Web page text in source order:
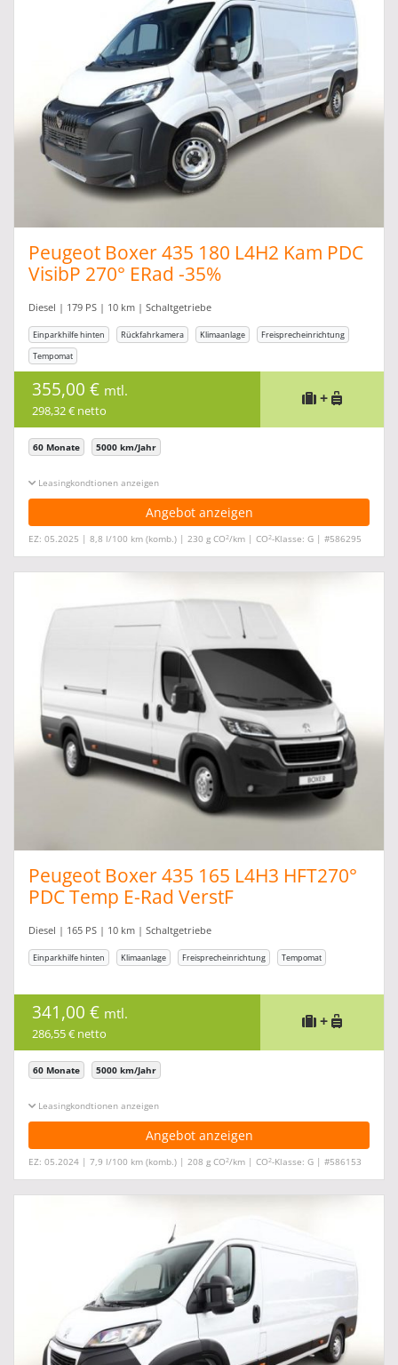
Peugeot Boxer 435 180 L4H2 Kam PDC
VisibP 270° ERad -35%
Diesel | 179 PS | 10 km | Schaltgetriebe
Einparkhilfe hinten Rückfahrkamera Klimaanlage
Freisprecheinrichtung
Tempomat
355,00 € mtl.
298,32 € netto
+
60 Monate 5000 km/Jahr
Leasingkonditionen ein-/ausblenden
Angebot anzeigen
EZ: 05.2025 | 8,8 l/100 km (komb.) | 230 g CO2/km | CO2-Klasse: G | #586295
Peugeot Boxer 435 165 L4H3 HFT270°
PDC Temp E-Rad VerstF
Diesel | 165 PS | 10 km | Schaltgetriebe
Einparkhilfe hinten Klimaanlage Freisprecheinrichtung Tempomat
341,00 € mtl.
286,55 € netto
+
60 Monate 5000 km/Jahr
Leasingkonditionen ein-/ausblenden
Angebot anzeigen
EZ: 05.2024 | 7,9 l/100 km (komb.) | 208 g CO2/km | CO2-Klasse: G | #586153